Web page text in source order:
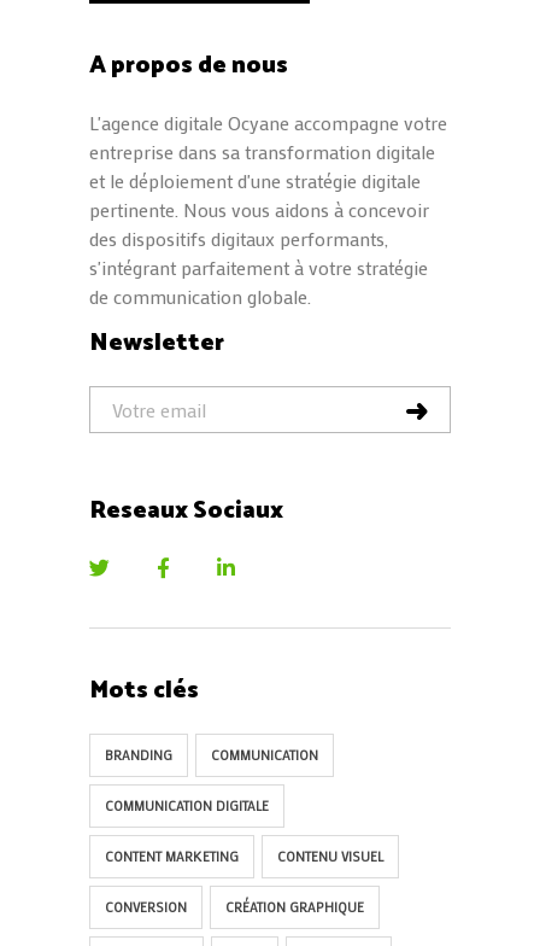
A propos de nous
L'agence digitale Ocyane accompagne votre
entreprise dans sa transformation digitale
et le déploiement d'une stratégie digitale
pertinente. Nous vous aidons à concevoir
des dispositifs digitaux performants,
s'intégrant parfaitement à votre stratégie
de communication globale.
Newsletter
Reseaux Sociaux
Mots clés
BRANDING COMMUNICATION
COMMUNICATION DIGITALE
CONTENT MARKETING CONTENU VISUEL
CONVERSION CRÉATION GRAPHIQUE